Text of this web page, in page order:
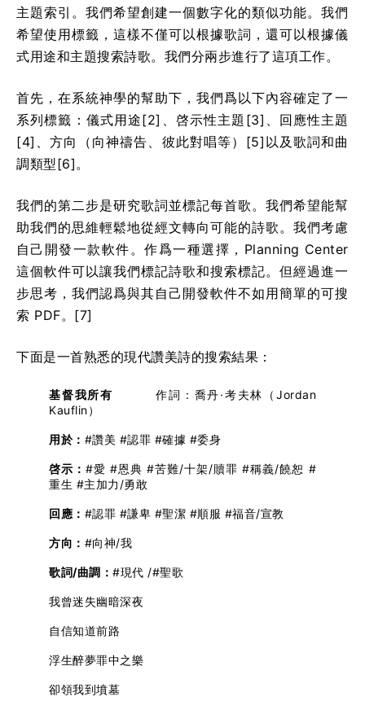
主題索引。我們希望創建一個數字化的類似功能。我們
希望使用標籤，這樣不僅可以根據歌詞，還可以根據儀
式用途和主題搜索詩歌。我們分兩步進行了這項工作。
首先，在系統神學的幫助下，我們爲以下內容確定了一
系列標籤：儀式用途[2]、啓示性主題[3]、回應性主題
[4]、方向（向神禱告、彼此對唱等）[5]以及歌詞和曲
調類型[6]。
我們的第二步是研究歌詞並標記每首歌。我們希望能幫
助我們的思維輕鬆地從經文轉向可能的詩歌。我們考慮
自己開發一款軟件。作爲一種選擇，Planning Center
這個軟件可以讓我們標記詩歌和搜索標記。但經過進一
步思考，我們認爲與其自己開發軟件不如用簡單的可搜
索 PDF。[7]
下面是一首熟悉的現代讚美詩的搜索結果：
基督我所有作詞：喬丹·考夫林（Jordan
Kauflin）
用於： #讚美 #認罪 #確據 #委身
啓示：#愛 #恩典 #苦難/十架/贖罪 #稱義/饒恕 #
重生 #主加力/勇敢
回應： #認罪 #謙卑 #聖潔 #順服 #福音/宣教
方向： #向神/我
歌詞/曲調： #現代 /#聖歌
我曾迷失幽暗深夜
自信知道前路
浮生醉夢罪中之樂
卻領我到墳墓